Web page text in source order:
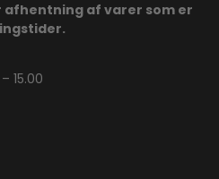
afhentning af varer som er
15.00